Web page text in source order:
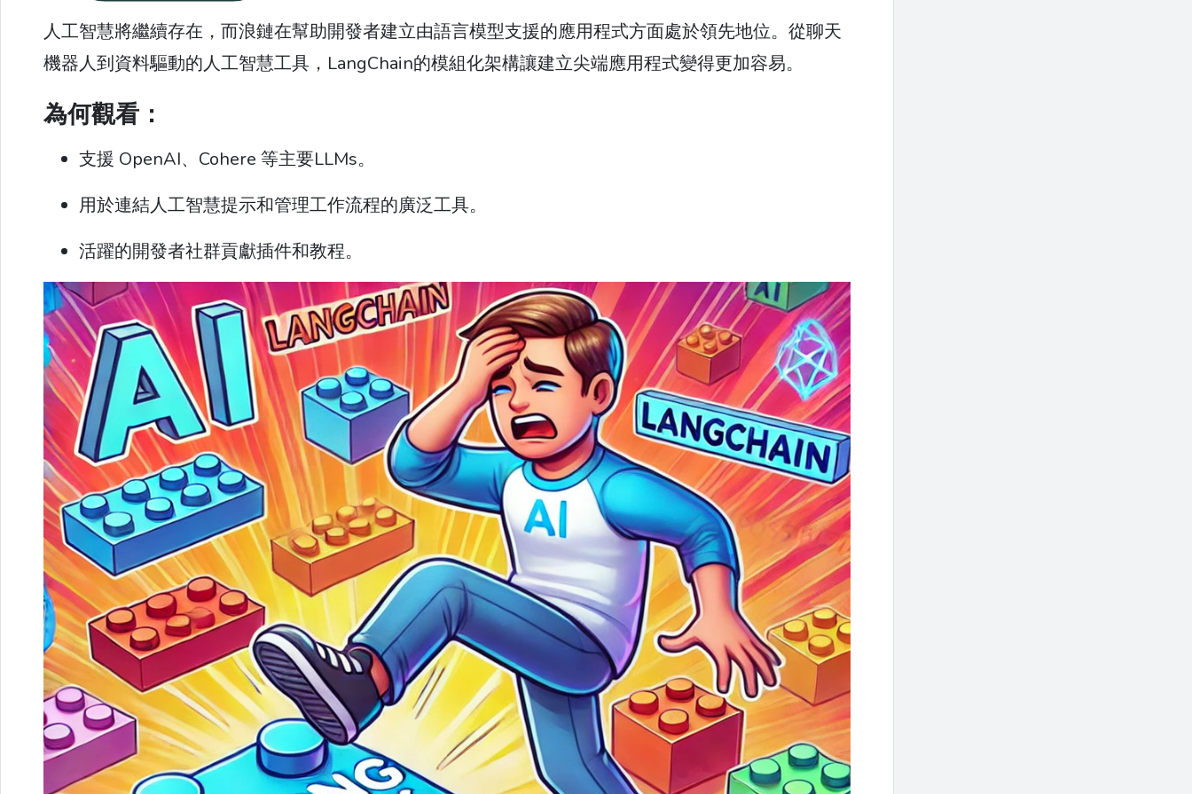
人工智慧將繼續存在，而浪鏈在幫助開發者建立由語言模型支援的應用程式方面處於領先地位。從聊天
機器人到資料驅動的人工智慧工具，LangChain的模組化架構讓建立尖端應用程式變得更加容易。
為何觀看：
支援 OpenAI、Cohere 等主要LLMs。
用於連結人工智慧提示和管理工作流程的廣泛工具。
活躍的開發者社群貢獻插件和教程。